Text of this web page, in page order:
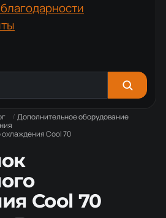
Дополнительное оборудование
охлаждения Cool 70
Cool 70